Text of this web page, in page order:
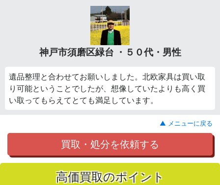
神戸市須磨区緑台 ・５０代・男性
遺品整理と合わせてお願いしました。北欧家具は買い取
り可能ということでしたが、想像していたよりも高く買
い取ってもらえてとても満足しています。
▲ メニューに戻る
買取・処分を依頼する
高価買取のポイント